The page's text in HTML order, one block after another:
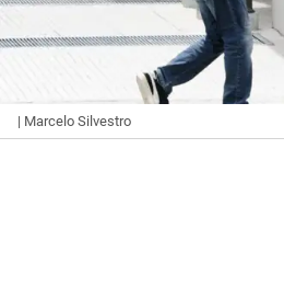
| Marcelo Silvestro